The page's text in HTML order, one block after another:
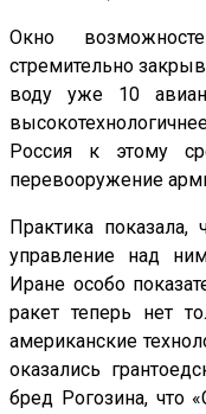
Окно
стремительно
воду уже 10
Россия к этому
перевооружение
Практика
управление над
Иране особо
ракет теперь нет
американские
оказались
бред Рогозина, что